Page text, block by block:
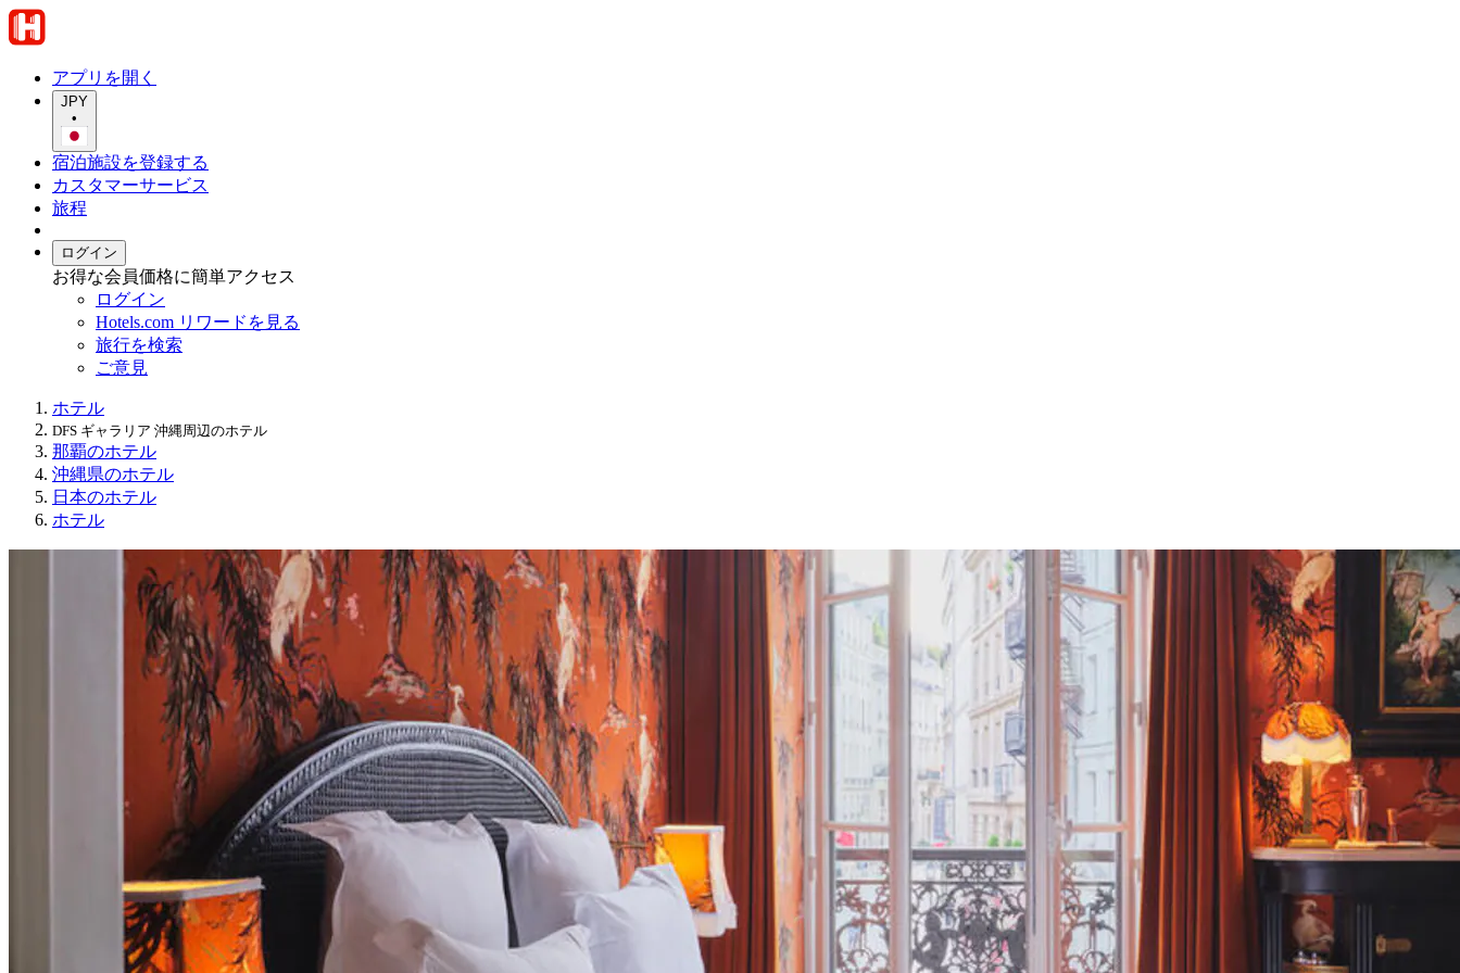
アプリを開く
JPY
•
宿泊施設を登録する
カスタマーサービス
旅程
ログイン
お得な会員価格に簡単アクセス
ログイン
Hotels.com リワードを見る
旅行を検索
ご意見
ホテル
DFS ギャラリア 沖縄周辺のホテル
那覇のホテル
沖縄県のホテル
日本のホテル
ホテル